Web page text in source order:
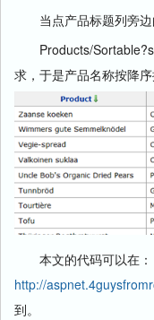
当点产品标题列旁边
Products/
求，于是产品名称按降
本文的代码可以在：
http://
到。